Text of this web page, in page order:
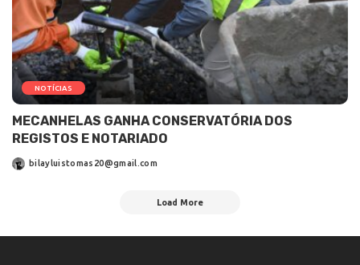
NOTÍCIAS
MECANHELAS GANHA CONSERVATÓRIA DOS
REGISTOS E NOTARIADO
bilayluistomas20@gmail.com
Load More